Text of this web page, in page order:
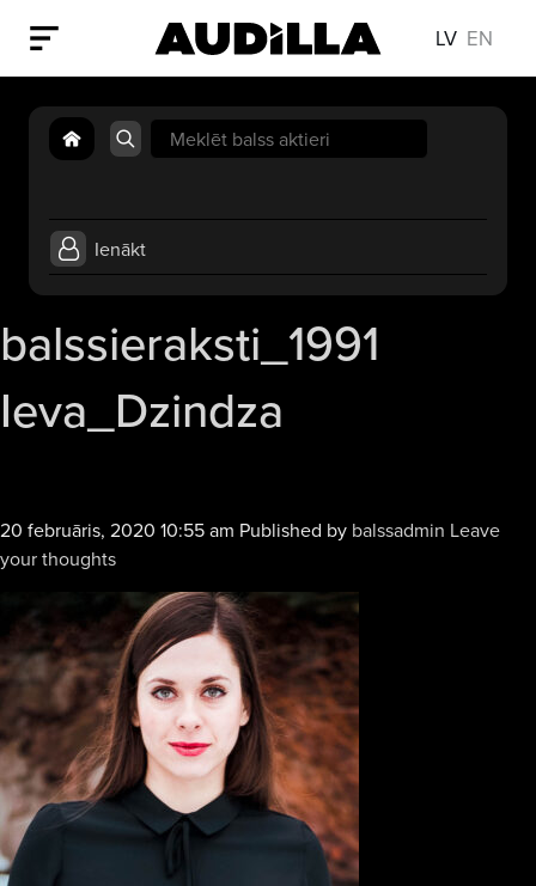
LV EN
Search
for:
Ienākt
balssieraksti_1991
Ieva_Dzindza
20 februāris, 2020 10:55 am Published by balssadmin Leave
your thoughts